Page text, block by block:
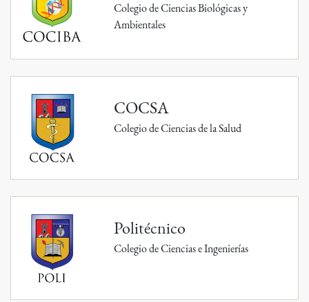
Colegio de Ciencias Biológicas y
Ambientales
COCSA
Colegio de Ciencias de la Salud
Politécnico
Colegio de Ciencias e Ingenierías